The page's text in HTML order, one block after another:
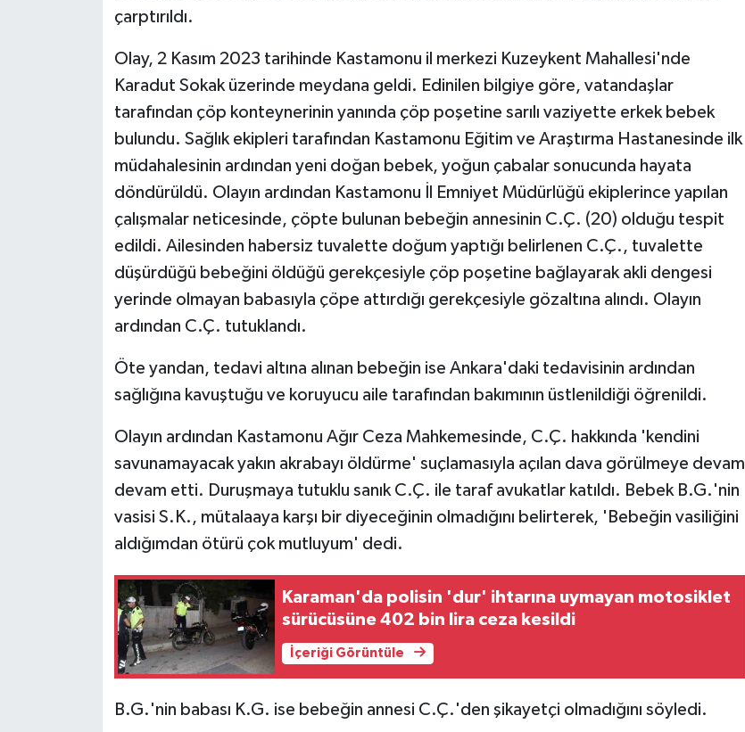
çarptırıldı.
Olay, 2 Kasım 2023 tarihinde Kastamonu il merkezi Kuzeykent Mahallesi'nde
Karadut Sokak üzerinde meydana geldi. Edinilen bilgiye göre, vatandaşlar
tarafından çöp konteynerinin yanında çöp poşetine sarılı vaziyette erkek bebek
bulundu. Sağlık ekipleri tarafından Kastamonu Eğitim ve Araştırma Hastanesinde ilk
müdahalesinin ardından yeni doğan bebek, yoğun çabalar sonucunda hayata
döndürüldü. Olayın ardından Kastamonu İl Emniyet Müdürlüğü ekiplerince yapılan
çalışmalar neticesinde, çöpte bulunan bebeğin annesinin C.Ç. (20) olduğu tespit
edildi. Ailesinden habersiz tuvalette doğum yaptığı belirlenen C.Ç., tuvalette
düşürdüğü bebeğini öldüğü gerekçesiyle çöp poşetine bağlayarak akli dengesi
yerinde olmayan babasıyla çöpe attırdığı gerekçesiyle gözaltına alındı. Olayın
ardından C.Ç. tutuklandı.
Öte yandan, tedavi altına alınan bebeğin ise Ankara'daki tedavisinin ardından
sağlığına kavuştuğu ve koruyucu aile tarafından bakımının üstlenildiği öğrenildi.
Olayın ardından Kastamonu Ağır Ceza Mahkemesinde, C.Ç. hakkında 'kendini
savunamayacak yakın akrabayı öldürme' suçlamasıyla açılan dava görülmeye devam
devam etti. Duruşmaya tutuklu sanık C.Ç. ile taraf avukatlar katıldı. Bebek B.G.'nin
vasisi S.K., mütalaaya karşı bir diyeceğinin olmadığını belirterek, 'Bebeğin vasiliğini
aldığımdan ötürü çok mutluyum' dedi.
Karaman'da polisin 'dur' ihtarına uymayan motosiklet
sürücüsüne 402 bin lira ceza kesildi
İçeriği Görüntüle
B.G.'nin babası K.G. ise bebeğin annesi C.Ç.'den şikayetçi olmadığını söyledi.